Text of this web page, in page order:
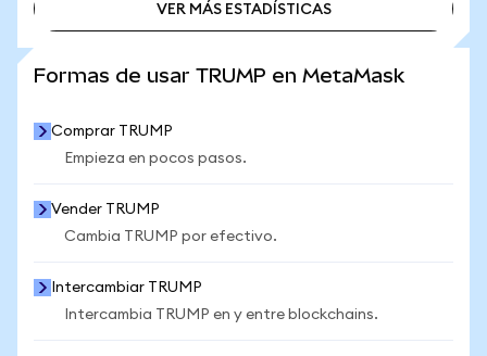
VER MÁS ESTADÍSTICAS
Formas de usar TRUMP en MetaMask
Comprar TRUMP
Empieza en pocos pasos.
Vender TRUMP
Cambia TRUMP por efectivo.
Intercambiar TRUMP
Intercambia TRUMP en y entre blockchains.